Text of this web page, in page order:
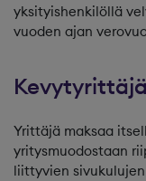
yksityishenkilöllä
vuoden ajan
Yrittäjä maksaa
yritysmuodostaan
liittyvien